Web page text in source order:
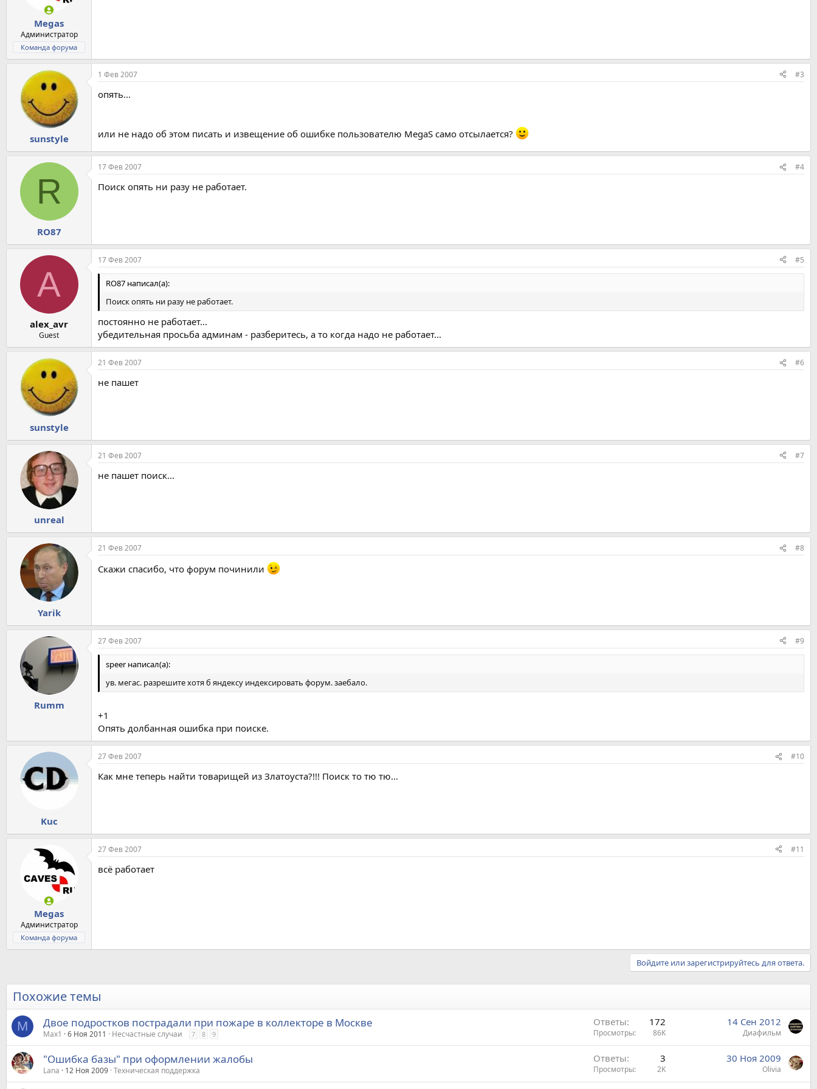
Megas
Администратор
Команда форума
sunstyle
1 Фев 2007 #3
опять...
или не надо об этом писать и извещение об ошибке пользователю MegaS само отсылается?
R
RO87
17 Фев 2007 #4
Поиск опять ни разу не работает.
A
alex_avr
Guest
17 Фев 2007 #5
RO87 написал(а):
Поиск опять ни разу не работает.
постоянно не работает...
убедительная просьба админам - разберитесь, а то когда надо не работает...
sunstyle
21 Фев 2007 #6
не пашет
unreal
21 Фев 2007 #7
не пашет поиск...
Yarik
21 Фев 2007 #8
Скажи спасибо, что форум починили
Rumm
27 Фев 2007 #9
speer написал(а):
ув. мегас. разрешите хотя б яндексу индексировать форум. заебало.
+1
Опять долбанная ошибка при поиске.
Kuc
27 Фев 2007 #10
Как мне теперь найти товарищей из Златоуста?!!! Поиск то тю тю...
Megas
Администратор
Команда форума
27 Фев 2007 #11
всё работает
Войдите или зарегистрируйтесь для ответа.
Похожие темы
M Двое подростков пострадали при пожаре в коллекторе в Москве
Max1 6 Ноя 2011 Несчастные случаи 7 8 9
Ответы 172
Просмотры 86K
14 Сен 2012
Диафильм
"Ошибка базы" при оформлении жалобы
Lana 12 Ноя 2009 Техническая поддержка
Ответы 3
Просмотры 2K
30 Ноя 2009
Olivia